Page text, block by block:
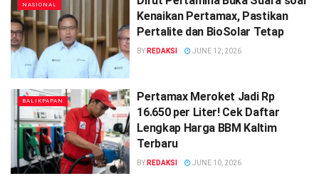
NASIONAL
Kenaikan Pertamax, Pastikan
Pertalite dan BioSolar Tetap
BY REDAKSI JUNE 12, 2026
BALIKPAPAN
Pertamax Meroket Jadi Rp
16.650 per Liter! Cek Daftar
Lengkap Harga BBM Kaltim
Terbaru
BY REDAKSI JUNE 10, 2026